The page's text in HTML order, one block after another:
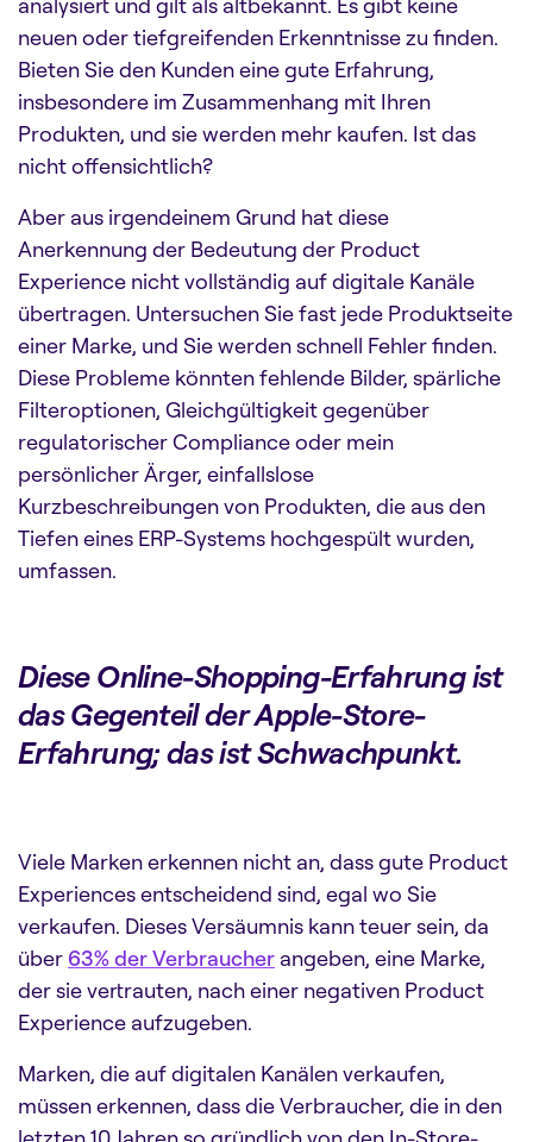
neuen oder tiefgreifenden Erkenntnisse zu finden.
Bieten Sie den Kunden eine gute Erfahrung,
insbesondere im Zusammenhang mit Ihren
Produkten, und sie werden mehr kaufen. Ist das
nicht offensichtlich?
Aber aus irgendeinem Grund hat diese
Anerkennung der Bedeutung der Product
Experience nicht vollständig auf digitale Kanäle
übertragen. Untersuchen Sie fast jede Produktseite
einer Marke, und Sie werden schnell Fehler finden.
Diese Probleme könnten fehlende Bilder, spärliche
Filteroptionen, Gleichgültigkeit gegenüber
regulatorischer Compliance oder mein
persönlicher Ärger, einfallslose
Kurzbeschreibungen von Produkten, die aus den
Tiefen eines ERP-Systems hochgespült wurden,
umfassen.
Diese Online-Shopping-Erfahrung ist
das Gegenteil der Apple-Store-
Erfahrung; das ist Schwachpunkt.
Viele Marken erkennen nicht an, dass gute Product
Experiences entscheidend sind, egal wo Sie
verkaufen. Dieses Versäumnis kann teuer sein, da
über 63% der Verbraucher angeben, eine Marke,
der sie vertrauten, nach einer negativen Product
Experience aufzugeben.
Marken, die auf digitalen Kanälen verkaufen,
müssen erkennen, dass die Verbraucher, die in den